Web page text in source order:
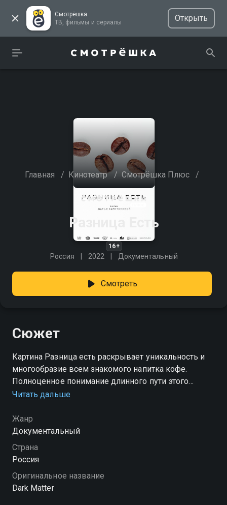
Смотрёшка
ТВ, фильмы и сериалы
Открыть
Главная / Кинотеатр / Смотрёшка Плюс /
Разница Есть
16+
Россия 2022 Документальный
Смотреть
Сюжет
Картина Разница есть раскрывает уникальность и
многообразие всем знакомого напитка кофе.
Полноценное понимание длинного пути этого
продукта от зерна до чашки складывается в ходе
российской кофейной индустрии (SFT Trading,
Submarine, Tasty Coﬀee, Surf Coﬀee), а также их
коллегами фермерами и поставщиками из
Колумбии.
Читать дальше
Жанр
Документальный
Страна
Россия
Оригинальное название
Dark Matter